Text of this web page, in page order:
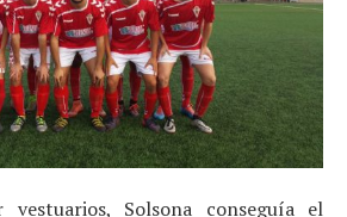
Solsona conseguía el